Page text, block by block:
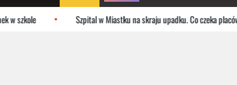
Szpital w Miastku na skraju upadku. Co czeka placówkę?